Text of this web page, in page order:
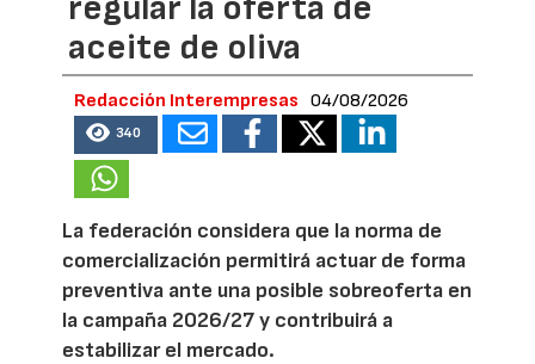
aceite de oliva
Redacción Interempresas 04/08/2026
340
La federación considera que la norma de
comercialización permitirá actuar de forma
preventiva ante una posible sobreoferta en
la campaña 2026/27 y contribuirá a
estabilizar el mercado.